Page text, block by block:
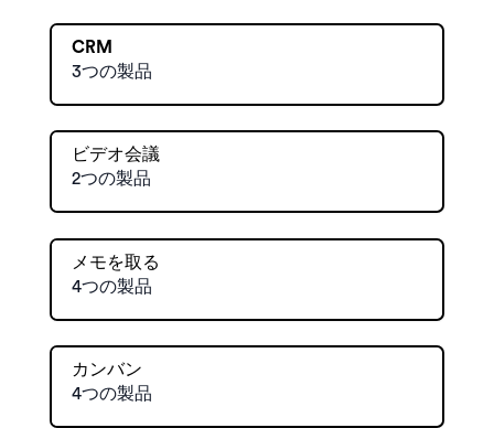
CRM
3つの製品
ビデオ会議
2つの製品
メモを取る
4つの製品
カンバン
4つの製品